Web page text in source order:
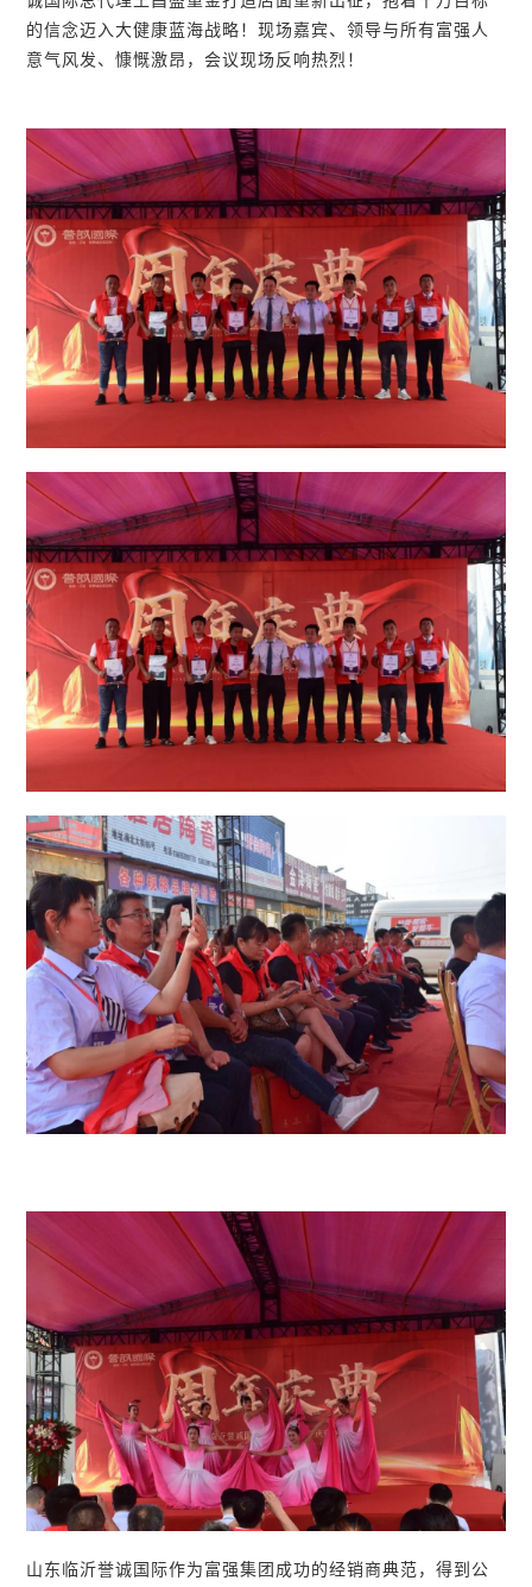
的信念迈入大健康蓝海战略！现场嘉宾、领导与所有富强人
意气风发、慷慨激昂，会议现场反响热烈！
山东临沂誉诚国际作为富强集团成功的经销商典范，得到公